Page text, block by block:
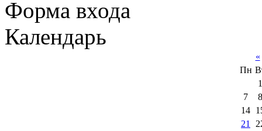
Форма входа
Календарь
«
Пн
1
7
8
14
21